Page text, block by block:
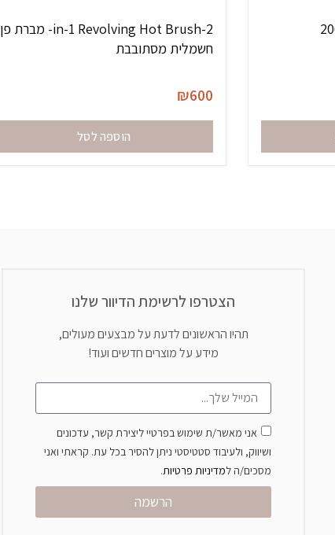
2-in-1 Revolving Hot Brush- מברת פן
חשמלית מסתובבת
₪600
הוספה לסל
הצטרפו לרשימת הדיוור שלנו
תהיו הראשונים לדעת על מבצעים מעולים,
מידע על מוצרים חדשים ועוד!
אני מאשר/ת שימוש בפרטיי ליצירת קשר, עדכונים
ושיווק, ולעיבוד סטטיסטי ניתן להסיר בכל עת. קראתי ואני
מסכים/ה למדיניות פרטיות.
הרשמה